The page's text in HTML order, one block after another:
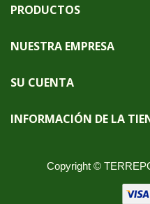
PRODUCTOS
NUESTRA EMPRESA
SU CUENTA
INFORMACIÓN DE LA
Copyright ©